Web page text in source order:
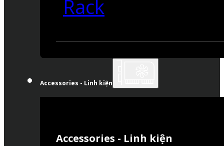
Rack
Accessories - Linh kiện
Accessories - Linh kiện